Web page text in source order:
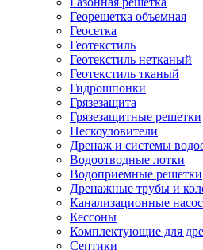
Георешетка объемная
Геосетка
Геотекстиль
Геотекстиль нетканый
Геотекстиль тканый
Гидрошпонки
Грязезащита
Грязезащитные решетки
Пескоуловители
Дренаж и системы
Водоотводные лотки
Водоприемные решетки
Дренажные трубы и
Канализационные
Кессоны
Комплектующие для
Септики